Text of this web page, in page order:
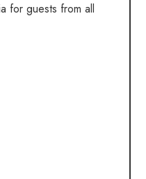
for guests from all